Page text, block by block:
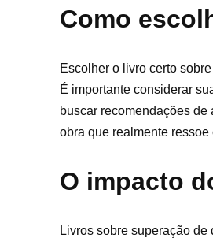
Como
Escolher o livro certo
É importante considerar
buscar recomendações
obra que realmente
O impacto
Livros sobre superação